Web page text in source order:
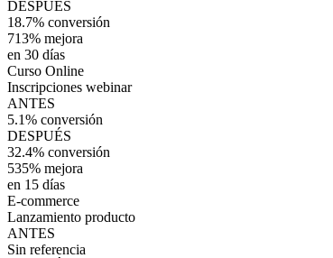
DESPUÉS
18.7% conversión
713% mejora
en 30 días
Curso Online
Inscripciones webinar
ANTES
5.1% conversión
DESPUÉS
32.4% conversión
535% mejora
en 15 días
E-commerce
Lanzamiento producto
ANTES
Sin referencia